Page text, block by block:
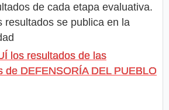
de cada etapa evaluativa.
resultados se publica en la
los resultados de las
de DEFENSORÍA DEL PUEBLO